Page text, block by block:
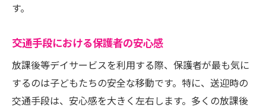
す。
交通手段における保護者の安心感
放課後等デイサービスを利用する際、保護者が最も気に
するのは子どもたちの安全な移動です。特に、送迎時の
交通手段は、安心感を大きく左右します。多くの放課後